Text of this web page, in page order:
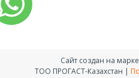
Сайт создан на
ТОО ПРОГАСТ-Казахстан |